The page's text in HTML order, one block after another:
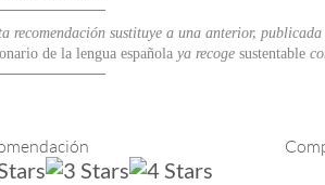
recomendación sustituye a una anterior,
de la lengua española ya recoge sustentable